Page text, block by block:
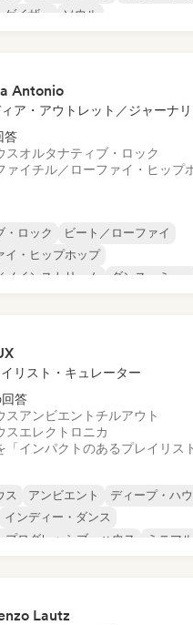
ゲイザー ソウル
Antonio
ィア・アウトレット／ジャーナリ
答
スオルタナティブ・ロック
ァイチル／ローファイ・ヒップ
・ロック
ビート／ローファイ
イ・ヒップホップ
メインストリーム
ダンス・ミュ
リスト・キュレーター
答
スアンビエント チルアウト
スエレクトロニカ
「インパクトのあるプレイリス
ス アンビエント
ディープ・ハ
インディー・ダンス
プログレッシブ・ハウス
ミニマル
Lautz